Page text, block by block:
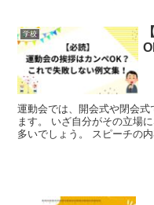
学校
運動会では、開会式や閉会式
ます。 いざ自分がその立場
多いでしょう。 スピーチの